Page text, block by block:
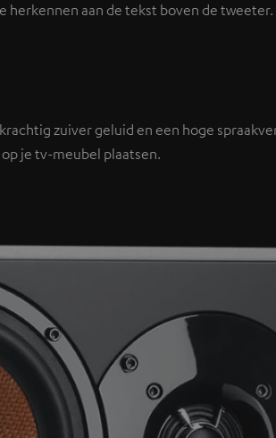
herkennen aan de tekst boven de tweeter.
zuiver geluid en een hoge
je tv-meubel plaatsen.